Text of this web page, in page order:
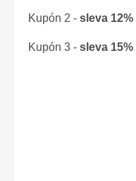
Kupón 2 - sleva 12%
Kupón 3 - sleva 15%